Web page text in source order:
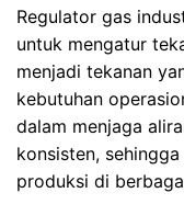
Regulator gas
untuk mengatur
menjadi tekanan
kebutuhan
dalam menjaga
konsisten,
produksi di